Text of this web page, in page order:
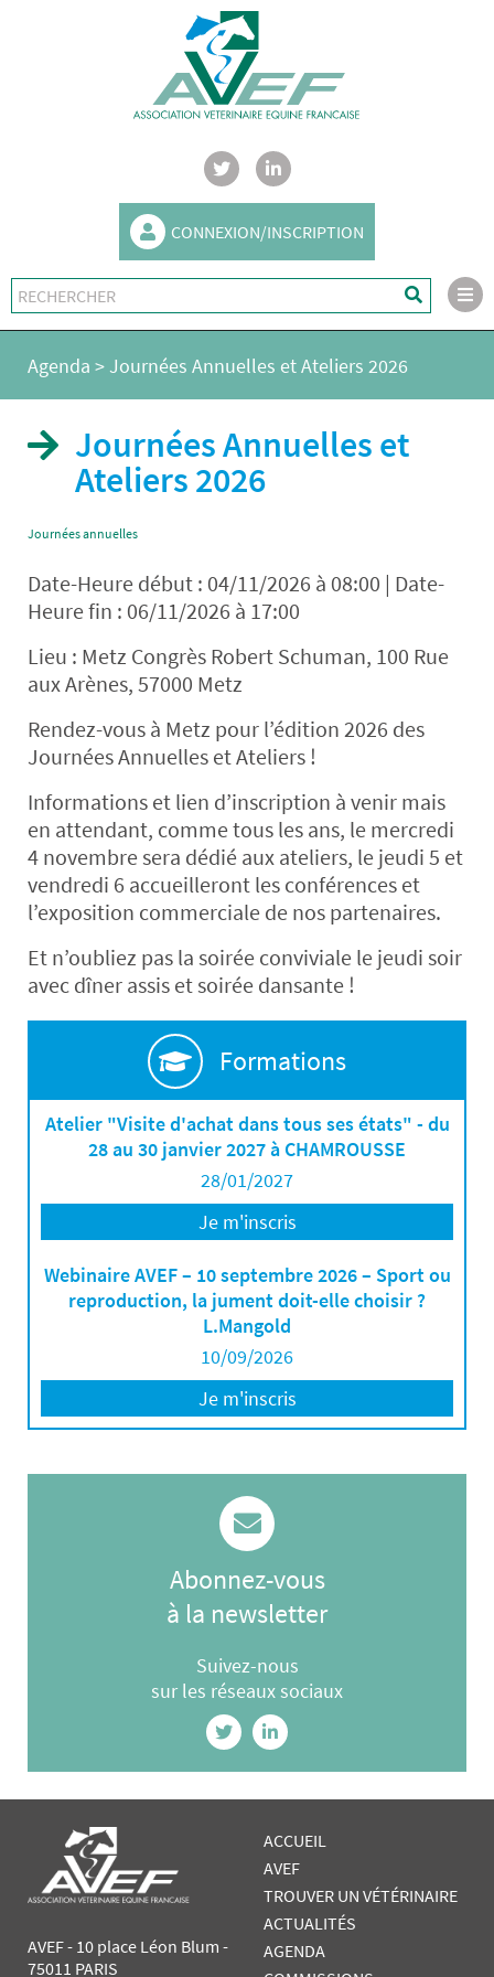
CONNEXION/INSCRIPTION
Agenda >Journées Annuelles et Ateliers 2026
Journées Annuelles et
Ateliers 2026
Journées annuelles
Date-Heure début : 04/11/2026 à 08:00 | Date-
Heure fin : 06/11/2026 à 17:00
Lieu : Metz Congrès Robert Schuman, 100 Rue
aux Arènes, 57000 Metz
Rendez-vous à Metz pour l’édition 2026 des
Journées Annuelles et Ateliers !
Informations et lien d’inscription à venir mais
en attendant, comme tous les ans, le mercredi
4 novembre sera dédié aux ateliers, le jeudi 5 et
vendredi 6 accueilleront les conférences et
l’exposition commerciale de nos partenaires.
Et n’oubliez pas la soirée conviviale le jeudi soir
avec dîner assis et soirée dansante !
Formations
Atelier "Visite d'achat dans tous ses états" - du
28 au 30 janvier 2027 à CHAMROUSSE
28/01/2027
Je m'inscris
Webinaire AVEF – 10 septembre 2026 – Sport ou
reproduction, la jument doit-elle choisir ?
L.Mangold
10/09/2026
Je m'inscris
Abonnez-vous
à la newsletter
Suivez-nous
sur les réseaux sociaux
AVEF - 10 place Léon Blum -
75011 PARIS
ACCUEIL
AVEF
TROUVER UN VÉTÉRINAIRE
ACTUALITÉS
AGENDA